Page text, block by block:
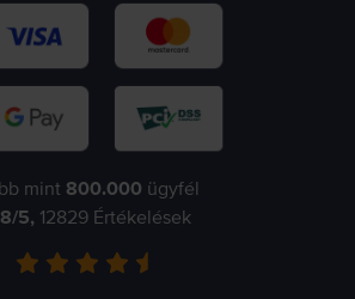
mint 800.000 ügyfél
/5, 12829 Értékelések